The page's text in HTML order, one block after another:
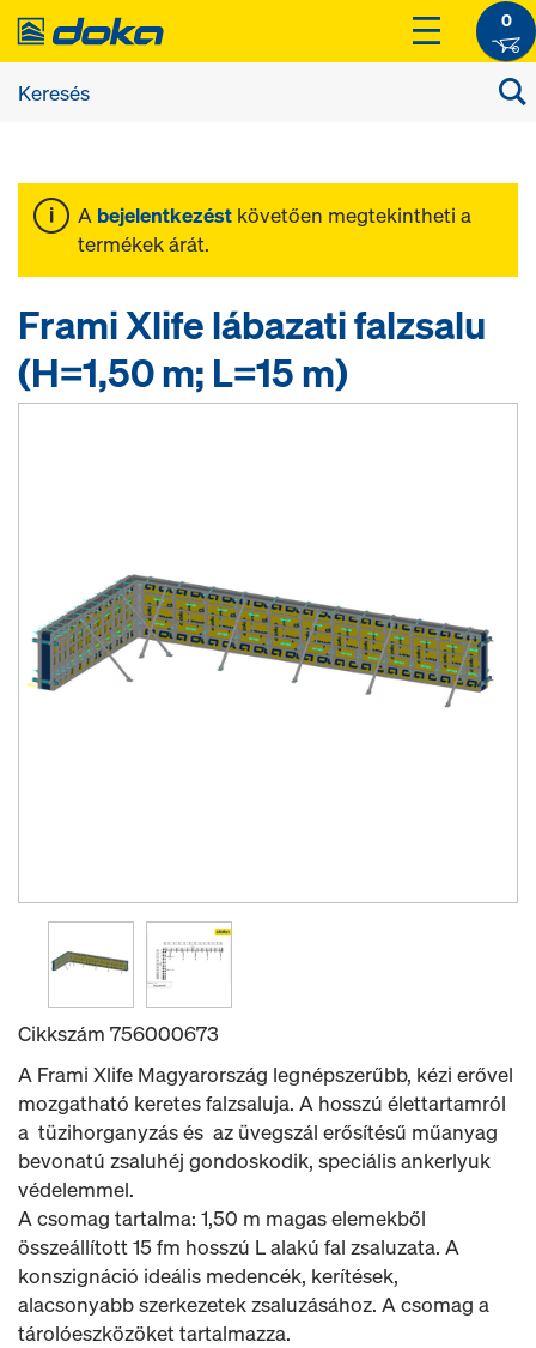
0
A bejelentkezést követően megtekintheti a
termékek árát.
Frami Xlife lábazati falzsalu
(H=1,50 m; L=15 m)
Cikkszám 756000673
A Frami Xlife Magyarország legnépszerűbb, kézi erővel
mozgatható keretes falzsaluja. A hosszú élettartamról
a tüzihorganyzás és az üvegszál erősítésű műanyag
bevonatú zsaluhéj gondoskodik, speciális ankerlyuk
védelemmel.
A csomag tartalma: 1,50 m magas elemekből
összeállított 15 fm hosszú L alakú fal zsaluzata. A
konszignáció ideális medencék, kerítések,
alacsonyabb szerkezetek zsaluzásához. A csomag a
tárolóeszközöket tartalmazza.